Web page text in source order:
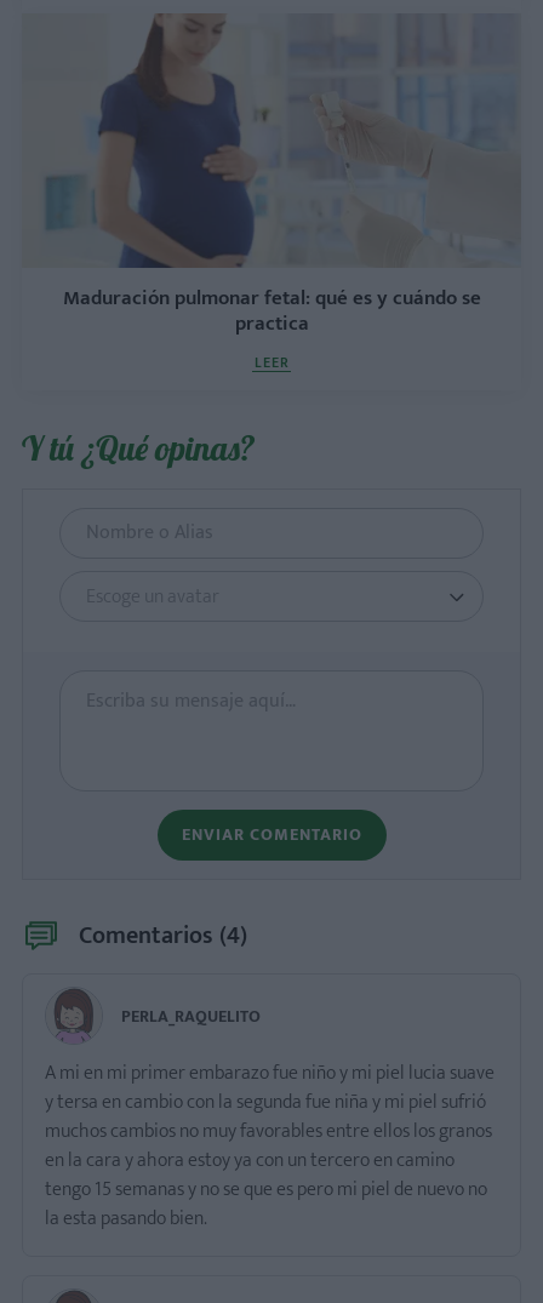
Maduración pulmonar fetal: qué es y cuándo se
practica
LEER
Y tú ¿Qué opinas?
Escoge un avatar
ENVIAR COMENTARIO
Comentarios (4)
PERLA_RAQUELITO
A mi en mi primer embarazo fue niño y mi piel lucia suave
y tersa en cambio con la segunda fue niña y mi piel sufrió
muchos cambios no muy favorables entre ellos los granos
en la cara y ahora estoy ya con un tercero en camino
tengo 15 semanas y no se que es pero mi piel de nuevo no
la esta pasando bien.